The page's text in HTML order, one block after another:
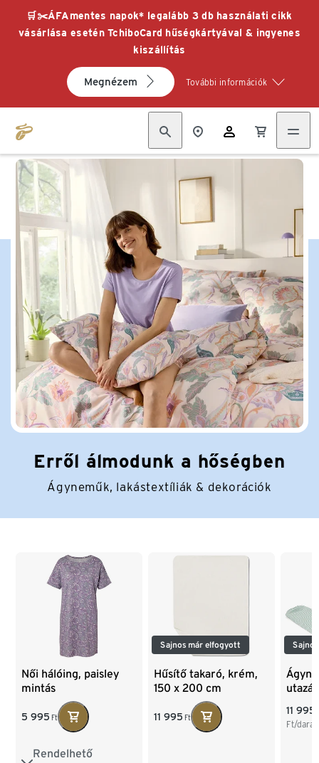
🛒✂️ÁFAmentes napok* legalább 3 db használati cikk
vásárlása esetén TchiboCard hűségkártyával & ingyenes
kiszállítás
Megnézem További információk
Erről álmodunk a hőségben
Ágyneműk, lakástextíliák & dekorációk
Női hálóing, paisley
mintás
5 995 Ft
Rendelhető
S 36/38 M 40/42
Sajnos már elfogyott
Hűsítő takaró, krém,
150 x 200 cm
11 995 Ft
11 995
Ft/